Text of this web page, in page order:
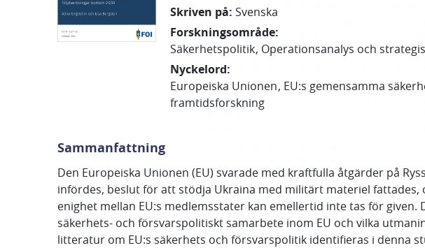
Skriven på: Svenska
Forskningsområde:
Säkerhetspolitik Operationsanalys och
Nyckelord:
Europeiska Unionen EU:s gemensamma
framtidsforskning
Sammanfattning
Den Europeiska Unionen (EU) svarade med kraftfulla åtgärder på
infördes, beslut för att stödja Ukraina med militärt materiel
enighet mellan EU:s medlemsstater kan emellertid inte tas för
säkerhets- och försvarspolitiskt samarbete inom EU och vilka
litteratur om EU:s säkerhets och försvarspolitik identifieras i denna